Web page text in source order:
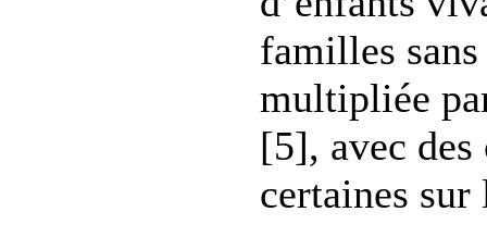
familles
multipliée
[5], avec des
certaines sur